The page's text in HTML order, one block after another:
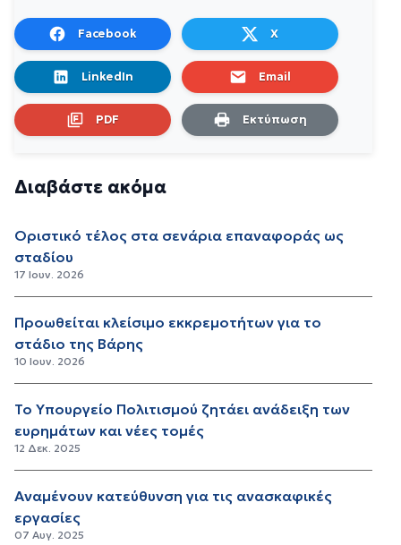
Facebook X
LinkedIn Email
PDF Εκτύπωση
Διαβάστε ακόμα
Οριστικό τέλος στα σενάρια επαναφοράς ως
σταδίου
17 Ιουν. 2026
Προωθείται κλείσιμο εκκρεμοτήτων για το
στάδιο της Βάρης
10 Ιουν. 2026
Το Υπουργείο Πολιτισμού ζητάει ανάδειξη των
ευρημάτων και νέες τομές
12 Δεκ. 2025
Αναμένουν κατεύθυνση για τις ανασκαφικές
εργασίες
07 Αυγ. 2025